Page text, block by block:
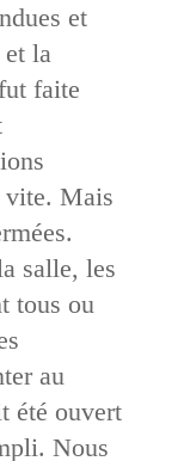
et
la
faite
vite. Mais
salle, les
tous ou
au
été ouvert
Nous